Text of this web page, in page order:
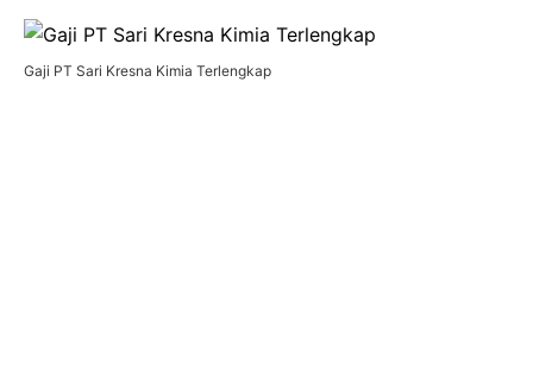
Gaji PT Sari Kresna Kimia Terlengkap